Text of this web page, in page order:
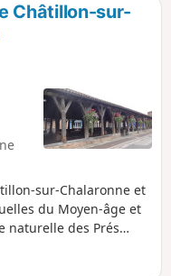
Châtillon-sur-
sur-Chalaronne et
du Moyen-âge et
naturelle des Prés